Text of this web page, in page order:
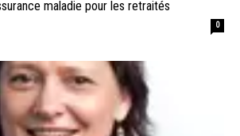
maladie pour les retraités
0